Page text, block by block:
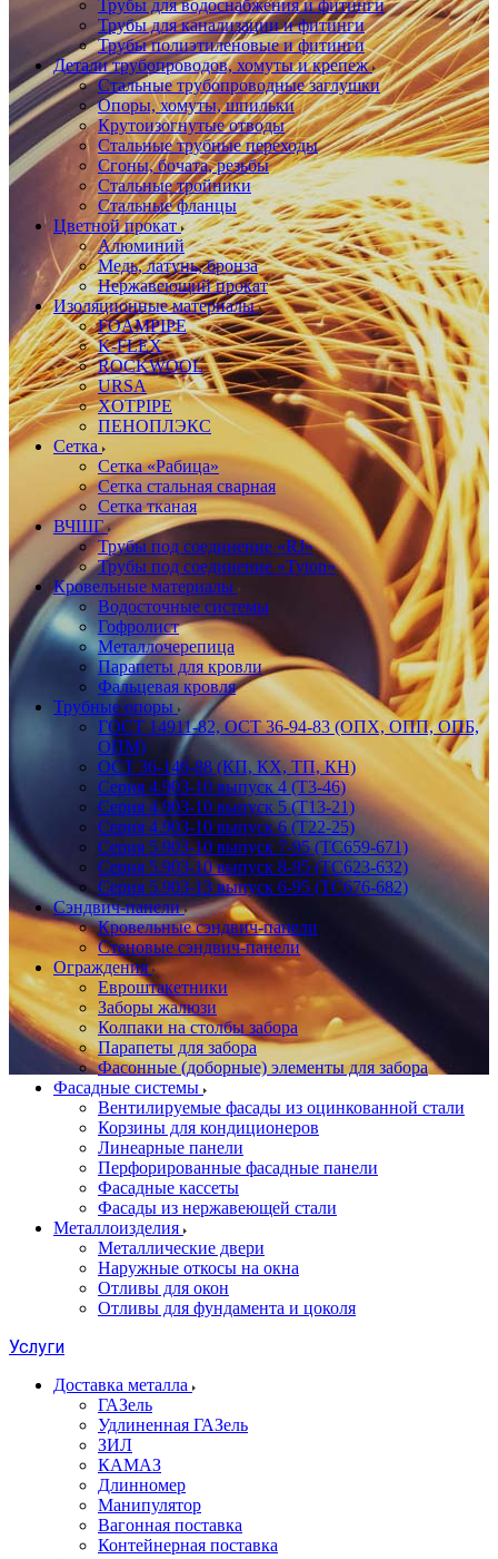
Трубы для водоснабжения и фитинги
Трубы для канализации и фитинги
Трубы полиэтиленовые и фитинги
Детали трубопроводов, хомуты и крепеж
Стальные трубопроводные заглушки
Опоры, хомуты, шпильки
Крутоизогнутые отводы
Стальные трубные переходы
Сгоны, бочата, резьбы
Стальные тройники
Стальные фланцы
Цветной прокат
Алюминий
Медь, латунь, бронза
Нержавеющий прокат
Изоляционные материалы
FOAMPIPE
K-FLEX
ROCKWOOL
URSA
XOTPIPE
ПЕНОПЛЭКС
Сетка
Сетка «Рабица»
Сетка стальная сварная
Сетка тканая
ВЧШГ
Трубы под соединение «RJ»
Трубы под соединение «Tyton»
Кровельные материалы
Водосточные системы
Гофролист
Металлочерепица
Парапеты для кровли
Фальцевая кровля
Трубные опоры
ГОСТ 14911-82, ОСТ 36-94-83 (ОПХ, ОПП, ОПБ,
ОПМ)
ОСТ 36-146-88 (КП, КХ, ТП, КН)
Серия 4.903-10 выпуск 4 (Т3-46)
Серия 4.903-10 выпуск 5 (Т13-21)
Серия 4.903-10 выпуск 6 (Т22-25)
Серия 5.903-10 выпуск 7-95 (ТС659-671)
Серия 5.903-10 выпуск 8-95 (ТС623-632)
Серия 5.903-13 выпуск 6-95 (ТС676-682)
Сэндвич-панели
Кровельные сэндвич-панели
Стеновые сэндвич-панели
Ограждения
Евроштакетники
Заборы жалюзи
Колпаки на столбы забора
Парапеты для забора
Фасонные (доборные) элементы для забора
Фасадные системы
Вентилируемые фасады из оцинкованной стали
Корзины для кондиционеров
Линеарные панели
Перфорированные фасадные панели
Фасадные кассеты
Фасады из нержавеющей стали
Металлоизделия
Металлические двери
Наружные откосы на окна
Отливы для окон
Отливы для фундамента и цоколя
Услуги
Доставка металла
ГАЗель
Удлиненная ГАЗель
ЗИЛ
КАМАЗ
Длинномер
Манипулятор
Вагонная поставка
Контейнерная поставка